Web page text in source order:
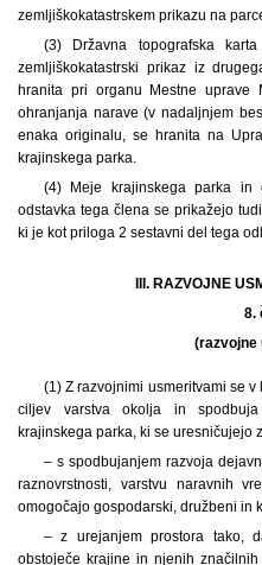
zemljiškokatastrskem prikazu na
(3) Državna topografska
zemljiškokatastrski prikaz iz
hranita pri organu Mestne uprave
ohranjanja narave (v nadaljnjem
enaka originalu, se hranita na
krajinskega parka.
(4) Meje krajinskega parka in
odstavka tega člena se prikažejo
ki je kot priloga 2 sestavni del tega
III. RAZVOJNE
8.
(razvojne
(1) Z razvojnimi usmeritvami se
ciljev varstva okolja in
krajinskega parka, ki se uresničujejo
– s spodbujanjem razvoja
raznovrstnosti, varstvu naravnih
omogočajo gospodarski, družbeni in
– z urejanjem prostora tako,
obstoječe krajine in njenih